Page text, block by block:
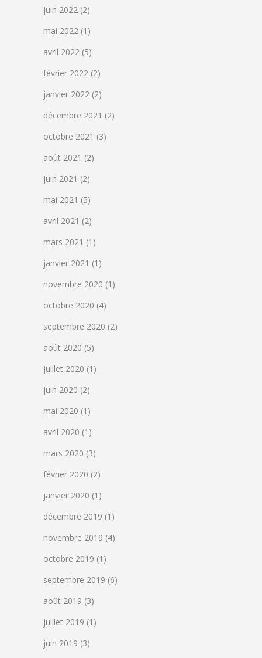
juin 2022 (2)
mai 2022 (1)
avril 2022 (5)
février 2022 (2)
janvier 2022 (2)
décembre 2021 (2)
octobre 2021 (3)
août 2021 (2)
juin 2021 (2)
mai 2021 (5)
avril 2021 (2)
mars 2021 (1)
janvier 2021 (1)
novembre 2020 (1)
octobre 2020 (4)
septembre 2020 (2)
août 2020 (5)
juillet 2020 (1)
juin 2020 (2)
mai 2020 (1)
avril 2020 (1)
mars 2020 (3)
février 2020 (2)
janvier 2020 (1)
décembre 2019 (1)
novembre 2019 (4)
octobre 2019 (1)
septembre 2019 (6)
août 2019 (3)
juillet 2019 (1)
juin 2019 (3)